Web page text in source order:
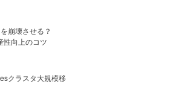
崩壊させる？
性向上のコツ
クラスタ大規模移